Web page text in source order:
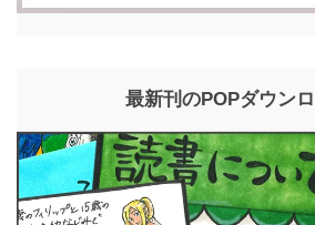
最新刊のPOPダウンロ